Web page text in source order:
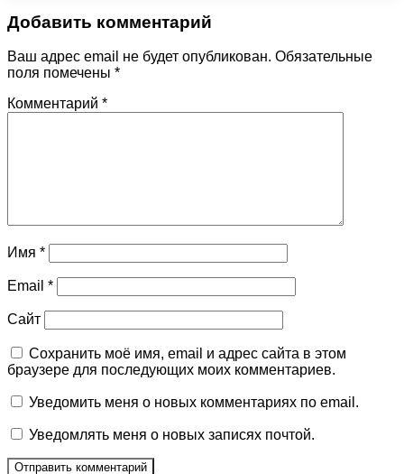
Добавить комментарий
Ваш адрес email не будет опубликован. Обязательные
поля помечены *
Комментарий *
Имя *
Email *
Сайт
Сохранить моё имя, email и адрес сайта в этом
браузере для последующих моих комментариев.
Уведомить меня о новых комментариях по email.
Уведомлять меня о новых записях почтой.